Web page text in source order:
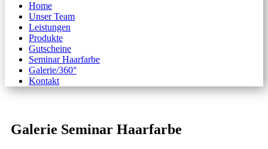
Home
Unser Team
Leistungen
Produkte
Gutscheine
Seminar Haarfarbe
Galerie/360°
Kontakt
Galerie Seminar Haarfarbe